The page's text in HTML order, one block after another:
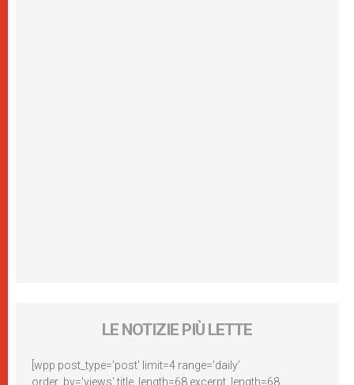
LE NOTIZIE PIÙ LETTE
[wpp post_type='post' limit=4 range='daily'
order_by='views' title_length=68 excerpt_length=68